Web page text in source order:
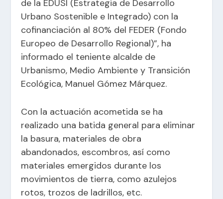
de la EDUSI (Estrategia de Desarrollo
Urbano Sostenible e Integrado) con la
cofinanciación al 80% del FEDER (Fondo
Europeo de Desarrollo Regional)”, ha
informado el teniente alcalde de
Urbanismo, Medio Ambiente y Transición
Ecológica, Manuel Gómez Márquez.
Con la actuación acometida se ha
realizado una batida general para eliminar
la basura, materiales de obra
abandonados, escombros, así como
materiales emergidos durante los
movimientos de tierra, como azulejos
rotos, trozos de ladrillos, etc.